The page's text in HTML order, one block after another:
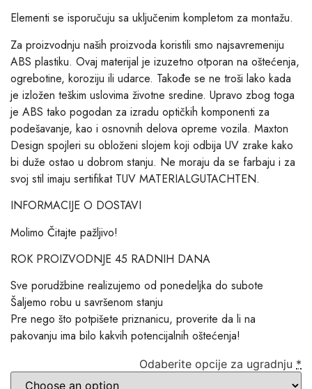
Elementi se isporučuju sa uključenim kompletom za montažu.
Za proizvodnju naših proizvoda koristili smo najsavremeniju
ABS plastiku. Ovaj materijal je izuzetno otporan na oštećenja,
ogrebotine, koroziju ili udarce. Takođe se ne troši lako kada
je izložen teškim uslovima životne sredine. Upravo zbog toga
je ABS tako pogodan za izradu optičkih komponenti za
podešavanje, kao i osnovnih delova opreme vozila. Maxton
Design spojleri su obloženi slojem koji odbija UV zrake kako
bi duže ostao u dobrom stanju. Ne moraju da se farbaju i za
svoj stil imaju sertifikat TUV MATERIALGUTACHTEN.
INFORMACIJE O DOSTAVI
Molimo Čitajte pažljivo!
ROK PROIZVODNJE 45 RADNIH DANA
Sve porudžbine realizujemo od ponedeljka do subote
Šaljemo robu u savršenom stanju
Pre nego što potpišete priznanicu, proverite da li na
pakovanju ima bilo kakvih potencijalnih oštećenja!
Odaberite opcije za ugradnju *